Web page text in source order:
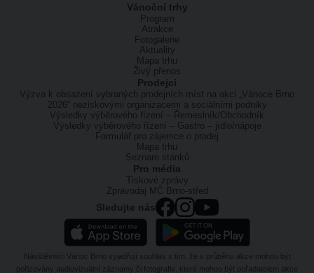
Vánoční trhy
Program
Atrakce
Fotogalerie
Aktuality
Mapa trhu
Živý přenos
Prodejci
Výzva k obsazení vybraných prodejních míst na akci „Vánoce Brno
2026“ neziskovými organizacemi a sociálními podniky
Výsledky výběrového řízení – Řemeslník/Obchodník
Výsledky výběrového řízení – Gastro – jídlo/nápoje
Formulář pro zájemce o prodej
Mapa trhu
Seznam stánků
Pro média
Tiskové zprávy
Zpravodaj MČ Brno-střed
Sledujte nás
Návštěvníci Vánoc Brno vyjadřují souhlas s tím, že v průběhu akce mohou být
pořizovány audiovizuální záznamy či fotografie, které mohou být pořadatelem akce